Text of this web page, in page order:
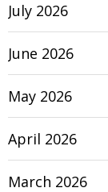
July 2026
June 2026
May 2026
April 2026
March 2026